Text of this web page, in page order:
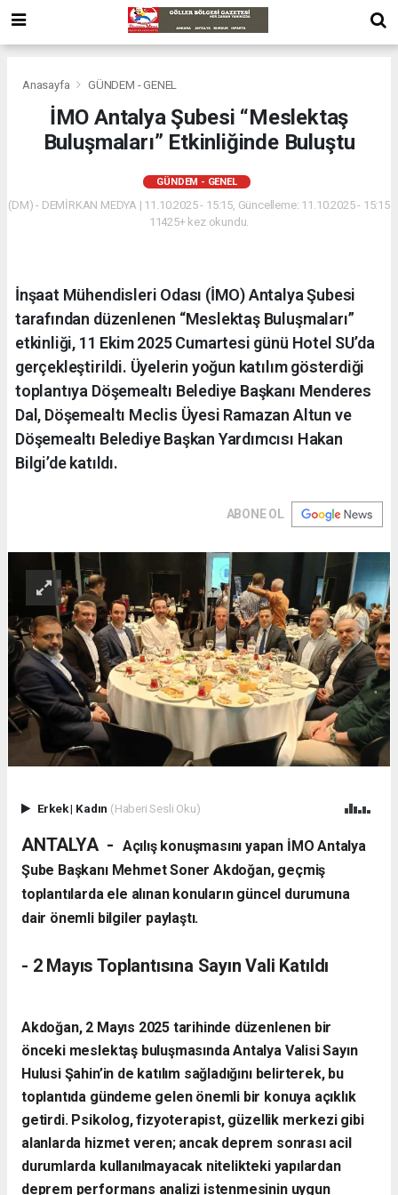
Anasayfa GÜNDEM - GENEL
İMO Antalya Şubesi “Meslektaş
Buluşmaları” Etkinliğinde Buluştu
GÜNDEM - GENEL
(DM) - DEMİRKAN MEDYA | 11.10.2025 - 15:15, Güncelleme: 11.10.2025 - 15:15
11425+ kez okundu.
İnşaat Mühendisleri Odası (İMO) Antalya Şubesi
tarafından düzenlenen “Meslektaş Buluşmaları”
etkinliği, 11 Ekim 2025 Cumartesi günü Hotel SU’da
gerçekleştirildi. Üyelerin yoğun katılım gösterdiği
toplantıya Döşemealtı Belediye Başkanı Menderes
Dal, Döşemealtı Meclis Üyesi Ramazan Altun ve
Döşemealtı Belediye Başkan Yardımcısı Hakan
Bilgi’de katıldı.
ABONE OL
Erkek| Kadın (Haberi Sesli Oku)
ANTALYA - Açılış konuşmasını yapan İMO Antalya
Şube Başkanı Mehmet Soner Akdoğan, geçmiş
toplantılarda ele alınan konuların güncel durumuna
dair önemli bilgiler paylaştı.
- 2 Mayıs Toplantısına Sayın Vali Katıldı
Akdoğan, 2 Mayıs 2025 tarihinde düzenlenen bir
önceki meslektaş buluşmasında Antalya Valisi Sayın
Hulusi Şahin’in de katılım sağladığını belirterek, bu
toplantıda gündeme gelen önemli bir konuya açıklık
getirdi. Psikolog, fizyoterapist, güzellik merkezi gibi
alanlarda hizmet veren; ancak deprem sonrası acil
durumlarda kullanılmayacak nitelikteki yapılardan
deprem performans analizi istenmesinin uygun